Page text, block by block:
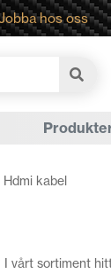
hos oss
Hdmi kabel
vårt sortiment